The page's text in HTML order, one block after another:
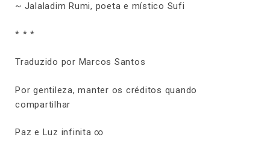
~ Jalaladim Rumi, poeta e místico Sufi
* * *
Traduzido por Marcos Santos
Por gentileza, manter os créditos quando
compartilhar
Paz e Luz infinita ∞